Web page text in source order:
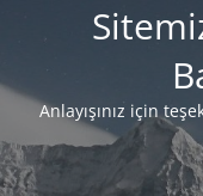
Anlayışınız için